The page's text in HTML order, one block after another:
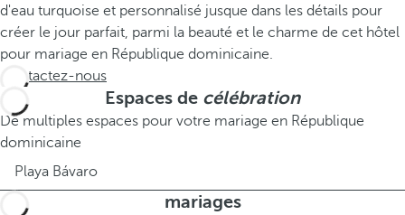
d'eau turquoise et personnalisé jusque dans les détails pour
créer le jour parfait, parmi la beauté et le charme de cet hôtel
pour mariage en République dominicaine.
Contactez-nous
Espaces de célébration
De multiples espaces pour votre mariage en République
dominicaine
Playa Bávaro
mariages